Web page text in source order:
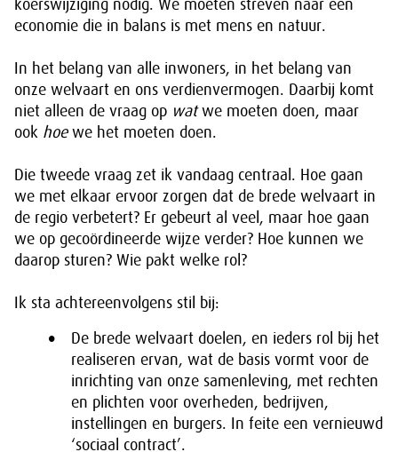
koerswijziging nodig. We moeten streven naar een
economie die in balans is met mens en natuur.
In het belang van alle inwoners, in het belang van
onze welvaart en ons verdienvermogen. Daarbij komt
niet alleen de vraag op watwe moeten doen, maar
ook hoewe het moeten doen.
Die tweede vraag zet ik vandaag centraal. Hoe gaan
we met elkaar ervoor zorgen dat de brede welvaart in
de regio verbetert? Er gebeurt al veel, maar hoe gaan
we op gecoördineerde wijze verder? Hoe kunnen we
daarop sturen? Wie pakt welke rol?
Ik sta achtereenvolgens stil bij:
De brede welvaart doelen, en ieders rol bij het
realiseren ervan, wat de basis vormt voor de
inrichting van onze samenleving, met rechten
en plichten voor overheden, bedrijven,
instellingen en burgers. In feite een vernieuwd
‘sociaal contract’.